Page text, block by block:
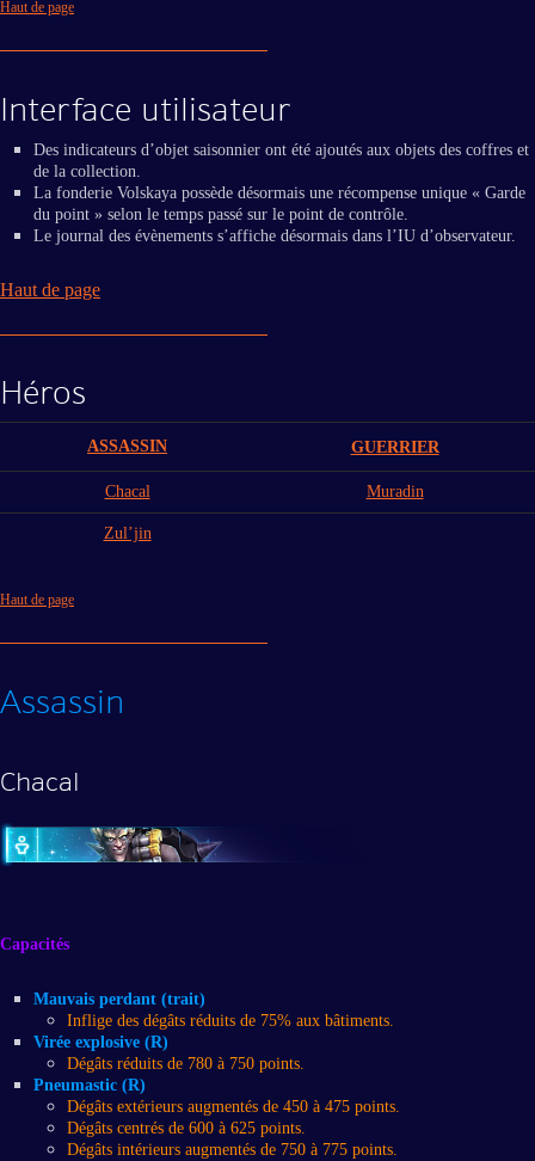
Haut de page
Interface utilisateur
Des indicateurs d’objet saisonnier ont été ajoutés aux objets des coffres et
de la collection.
La fonderie Volskaya possède désormais une récompense unique « Garde
du point » selon le temps passé sur le point de contrôle.
Le journal des évènements s’affiche désormais dans l’IU d’observateur.
Haut de page
Héros
ASSASSIN GUERRIER
Chacal Muradin
Zul’jin
Haut de page
Assassin
Chacal
Capacités
Mauvais perdant (trait)
Inflige des dégâts réduits de 75% aux bâtiments.
Virée explosive (R)
Dégâts réduits de 780 à 750 points.
Pneumastic (R)
Dégâts extérieurs augmentés de 450 à 475 points.
Dégâts centrés de 600 à 625 points.
Dégâts intérieurs augmentés de 750 à 775 points.